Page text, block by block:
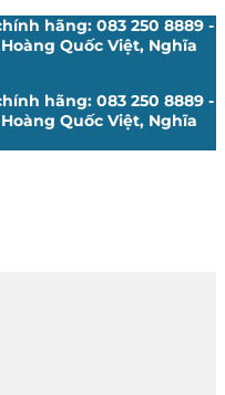
hãng: 083 250 8889 -
Quốc Việt, Nghĩa
hãng: 083 250 8889 -
Quốc Việt, Nghĩa